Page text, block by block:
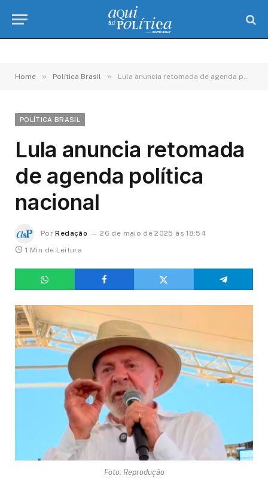
Home » Política Brasil » Lula anuncia retomada de agenda política nacional
POLÍTICA BRASIL
Lula anuncia retomada
de agenda política
nacional
Por Redação
26 de maio de 2025 às 18:54
1 Min de Leitura
Foto: Reprodução